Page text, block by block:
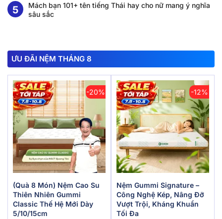
Mách bạn 101+ tên tiếng Thái hay cho nữ mang ý nghĩa
sâu sắc
ƯU ĐÃI NỆM THÁNG 8
-20%
(Quà 8 Món) Nệm Cao Su
Thiên Nhiên Gummi
Classic Thế Hệ Mới Dày
5/10/15cm
-12%
Nệm Gummi Signature –
Công Nghệ Kép, Nâng Đỡ
Vượt Trội, Kháng Khuẩn
Tối Đa